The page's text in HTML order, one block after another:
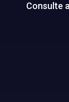
Consulte